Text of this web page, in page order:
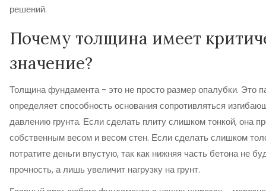
решений.
Почему толщина имеет
значение?
Толщина фундамента - это не просто размер опалубки. Это
определяет способность основания сопротивляться
давлению грунта. Если сделать плиту слишком тонкой, она
собственным весом и весом стен. Если сделать слишком
потратите деньги впустую, так как нижняя часть бетона не
прочность, а лишь увеличит нагрузку на грунт.